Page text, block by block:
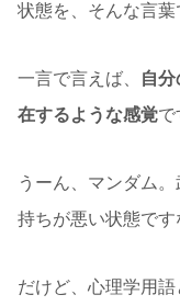
状態を、そんな言葉
一言で言えば、
自
在するような感覚で
うーん、マンダム
持ちが悪い状態です
だけど、心理学用